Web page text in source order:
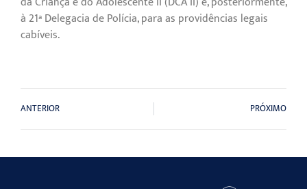
à 21ª Delegacia de Polícia, para as providências legais
cabíveis.
ANTERIOR PRÓXIMO